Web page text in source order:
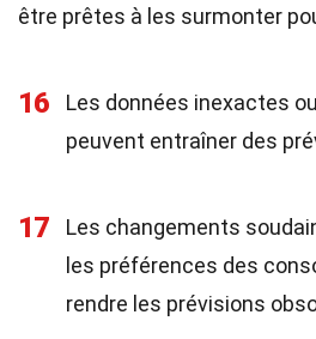
être prêtes à les surmonter
16
Les données inexactes
peuvent entraîner des
17
Les changements
les préférences des
rendre les prévisions